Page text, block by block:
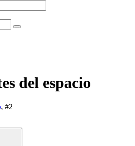
del espacio
, #2